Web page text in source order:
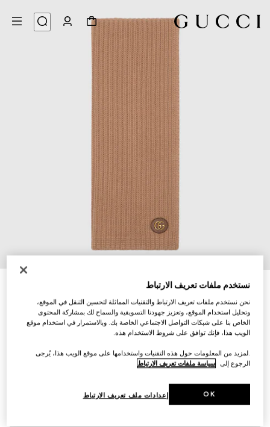
وشاح من صوف وكشمير مع شعار G المزدوج
تنويعاتبني فاتح
نستخدم ملفات تعريف الارتباط
نحن نستخدم ملفات تعريف الارتباط والتقنيات المماثلة لتحسين التنقل في الموقع،
وتحليل استخدام الموقع، وتعزيز جهودنا التسويقية والسماح لك بمشاركة المحتوى
الخاص بنا على شبكات التواصل الاجتماعي الخاصة بك. وبالاستمرار في استخدام موقع
الويب هذا، فإنك توافق على شروط الاستخدام هذه.
.لمزيد من المعلومات حول هذه التقنيات واستخدامها على موقع الويب هذا، يُرجى
الرجوع إلى سياسة ملفات تعريف الارتباط
إعدادات ملف تعريف الارتباط OK